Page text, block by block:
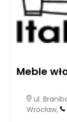
Meble
ul.
Wrocław,